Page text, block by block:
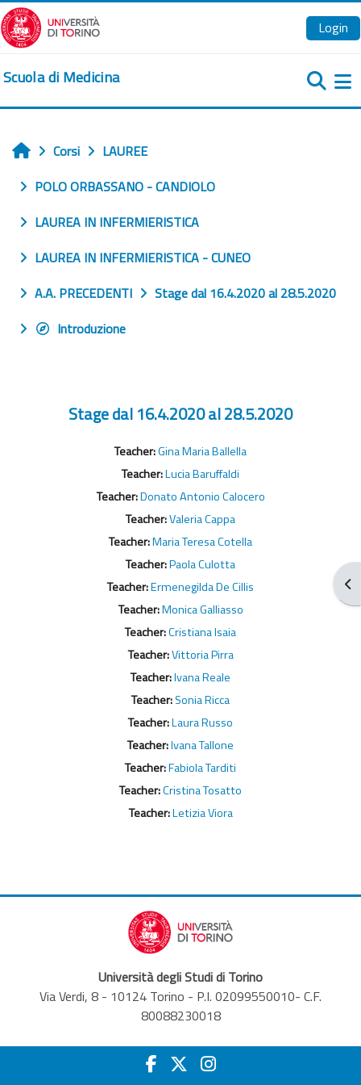
Vai al contenuto principale
Login
Scuola di Medicina
Home
Corsi
LAUREE
POLO ORBASSANO - CANDIOLO
LAUREA IN INFERMIERISTICA
LAUREA IN INFERMIERISTICA - CUNEO
A.A. PRECEDENTI
Stage dal 16.4.2020 al 28.5.2020
Introduzione
Stage dal 16.4.2020 al 28.5.2020
Teacher:Gina Maria Ballella
Teacher:Lucia Baruffaldi
Teacher:Donato Antonio Calocero
Teacher:Valeria Cappa
Teacher:Maria Teresa Cotella
Teacher:Paola Culotta
Teacher:Ermenegilda De Cillis
Teacher:Monica Galliasso
Teacher:Cristiana Isaia
Teacher:Vittoria Pirra
Teacher:Ivana Reale
Teacher:Sonia Ricca
Teacher:Laura Russo
Teacher:Ivana Tallone
Teacher:Fabiola Tarditi
Teacher:Cristina Tosatto
Teacher:Letizia Viora
Università degli Studi di Torino
Via Verdi, 8 - 10124 Torino - P.I. 02099550010- C.F.
80088230018